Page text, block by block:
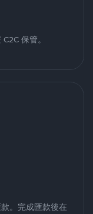
保管。
。完成匯款後在